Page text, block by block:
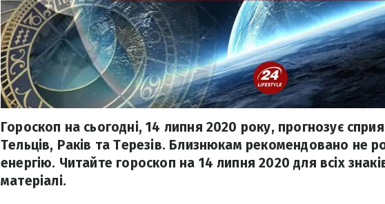
Гороскоп на сьогодні, 14 липня 2020 року, прогнозує
Тельців, Раків та Терезів. Близнюкам рекомендовано не
енергію. Читайте гороскоп на 14 липня 2020 для всіх
матеріалі.